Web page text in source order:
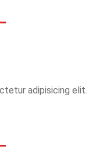
adipisicing elit.